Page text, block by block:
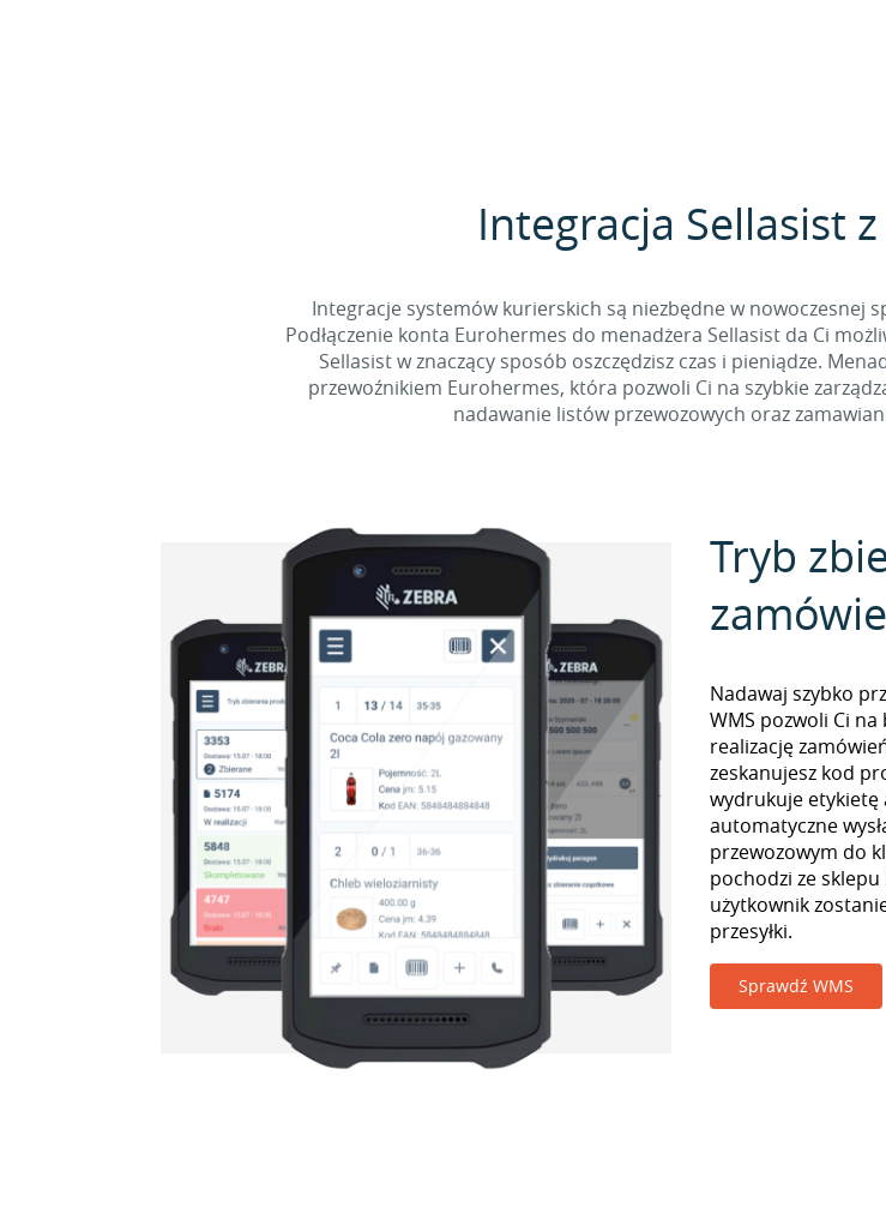
Integracja Sellasist
Integracje systemów kurierskich są niezbędne w nowoczesnej
Podłączenie konta Eurohermes do menadżera Sellasist da Ci
Sellasist w znaczący sposób oszczędzisz czas i pieniądze.
przewoźnikiem Eurohermes, która pozwoli Ci na szybkie
nadawanie listów przewozowych oraz
Tryb
Nadawaj szybko
WMS pozwoli Ci na
realizację
zeskanujesz kod
wydrukuje etykietę
automatyczne
przewozowym do
pochodzi ze
użytkownik
przesyłki.
Sprawdź WMS